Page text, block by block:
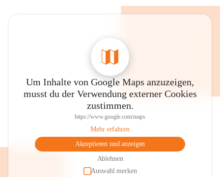
Um Inhalte von Google Maps anzuzeigen,
musst du der Verwendung externer Cookies
zustimmen.
https://www.google.com/maps
Mehr erfahren
Akzeptieren und anzeigen
Ablehnen
Auswahl merken